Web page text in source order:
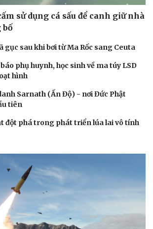
sử dụng cá sấu để canh giữ nhà
bố
gục sau khi bơi từ Ma Rốc sang Ceuta
phụ huynh, học sinh về ma túy LSD
hình
Sarnath (Ấn Độ) - nơi Đức Phật
tiên
đột phá trong phát triển lúa lai vô tính